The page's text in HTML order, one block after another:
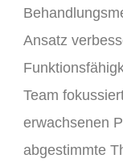
Ansatz
Team
erwachsenen
abgestimmte